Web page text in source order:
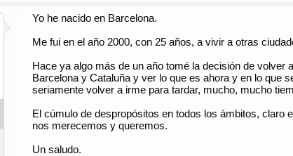
Yo he nacido en Barcelona.
Me fui en el año 2000, con 25 años, a vivir a otras
Hace ya algo más de un año tomé la decisión de
Barcelona y Cataluña y ver lo que es ahora y en lo que
seriamente volver a irme para tardar, mucho, mucho
El cúmulo de despropósitos en todos los ámbitos, claro
nos merecemos y queremos.
Un saludo.